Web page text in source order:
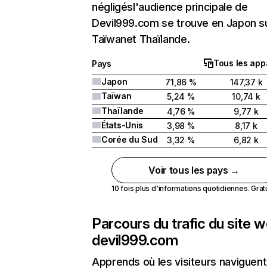
négligésl'audience principale de
Devil999.com se trouve en Japon
Taïwanet Thaïlande.
Pays
Tous les
Japon
71,86 %
147,37 k
Taïwan
5,24 %
10,74 k
Thaïlande
4,76 %
9,77 k
États-Unis
3,98 %
8,17 k
Corée du Sud
3,32 % 6,82 k
Voir tous les pays →
10 fois plus d'informations quotidiennes.
Parcours du trafic du site
devil999.com
Apprends où les visiteurs naviguent